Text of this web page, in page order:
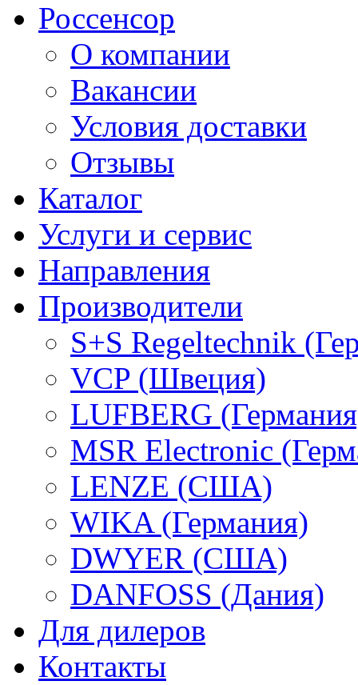
Россенсор
О компании
Вакансии
Условия доставки
Отзывы
Каталог
Услуги и сервис
Направления
Производители
S+S Regeltechnik
VCP (Швеция)
LUFBERG
MSR Electronic
LENZE (США)
WIKA (Германия)
DWYER (США)
DANFOSS (Дания)
Для дилеров
Контакты